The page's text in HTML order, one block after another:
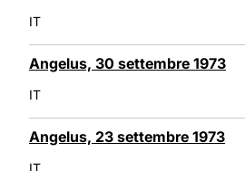
IT
Angelus, 30 settembre 1973
IT
Angelus, 23 settembre 1973
IT